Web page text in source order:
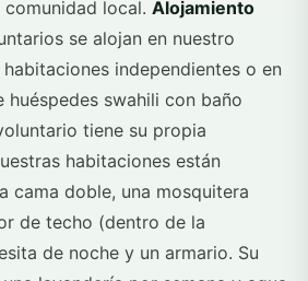
local. Alojamiento
se alojan en nuestro
independientes o en
huéspedes swahili con baño
tiene su propia
habitaciones están
cama doble, una mosquitera
de techo (dentro de la
de noche y un armario. Su